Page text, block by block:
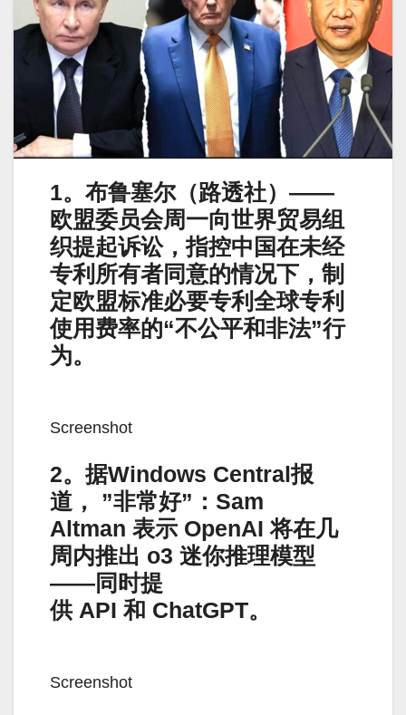
1。布鲁塞尔（路透社）——
欧盟委员会周一向世界贸易组
织提起诉讼，指控中国在未经
专利所有者同意的情况下，制
定欧盟标准必要专利全球专利
使用费率的“不公平和非法”行
为。
Screenshot
2。据Windows Central报
道， ”非常好”：Sam
Altman 表示 OpenAI 将在几
周内推出 o3 迷你推理模型
——同时提
供 API 和 ChatGPT。
Screenshot